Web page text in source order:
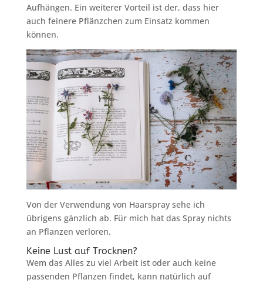
Aufhängen. Ein weiterer Vorteil ist der, dass hier
auch feinere Pflänzchen zum Einsatz kommen
können.
Von der Verwendung von Haarspray sehe ich
übrigens gänzlich ab. Für mich hat das Spray nichts
an Pflanzen verloren.
Keine Lust auf Trocknen?
Wem das Alles zu viel Arbeit ist oder auch keine
passenden Pflanzen findet, kann natürlich auf